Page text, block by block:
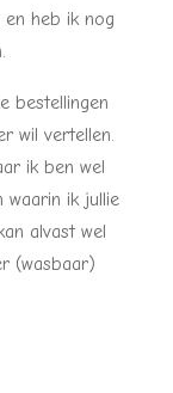
heb ik nog
bestellingen
wil vertellen.
ik ben wel
waarin ik jullie
alvast wel
(wasbaar)